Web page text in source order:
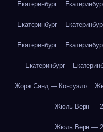
Екатеринбург
Екатеринбург
Екатеринбург
Екатеринбург
Жорж Санд — Консуэло
Жюль Верн —
Жюль Верн —